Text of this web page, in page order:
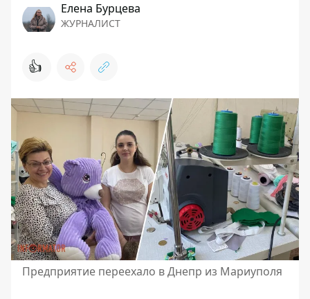
Елена Бурцева
ЖУРНАЛИСТ
👍
Предприятие переехало в Днепр из Мариуполя